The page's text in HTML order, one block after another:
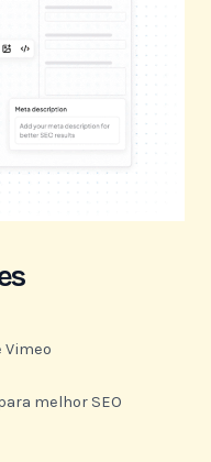
Vimeo
melhor SEO